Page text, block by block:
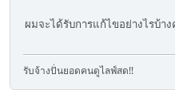
ผมจะได้รับการแก้ไขอย่างไรบ้า
รับจ้างปั่นยอดคนดูไลฟ์สด!!